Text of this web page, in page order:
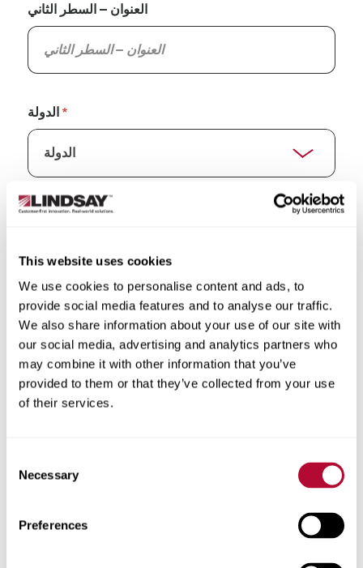
This website uses cookies
We use cookies to personalise content and ads, to
provide social media features and to analyse our traffic.
We also share information about your use of our site with
our social media, advertising and analytics partners who
may combine it with other information that you’ve
provided to them or that they’ve collected from your use
of their services.
Selection
Necessary
Preferences
العنوان – السطر الثاني
الدولة
الولاية/المقاطعة
المدينة
هاتف